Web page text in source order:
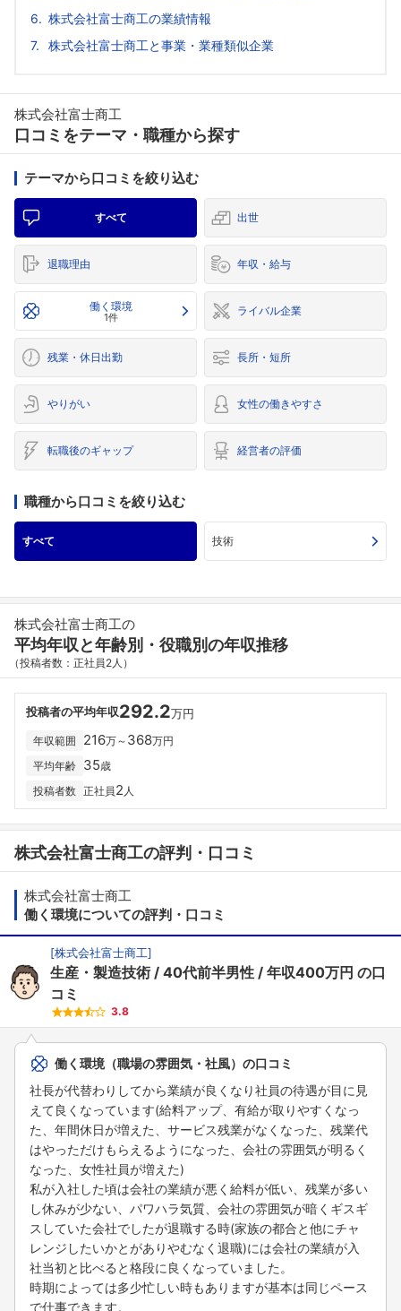
株式会社富士商工の業績情報
株式会社富士商工と事業・業種類似企業
株式会社富士商工
口コミをテーマ・職種から探す
テーマから口コミを絞り込む
すべて 出世
退職理由 年収・給与
働く環境
1件 ライバル企業
残業・休日出勤 長所・短所
やりがい 女性の働きやすさ
転職後のギャップ 経営者の評価
職種から口コミを絞り込む
すべて 技術
株式会社富士商工の
平均年収と年齢別・役職別の年収推移
（投稿者数：正社員2人）
投稿者の平均年収292.2万円
年収範囲 216万～ 368万円
平均年齢 35歳
投稿者数 正社員2 人
株式会社富士商工の評判・口コミ
株式会社富士商工
働く環境についての評判・口コミ
[株式会社富士商工]
生産・製造技術 40代前半男性 年収400万円 の口
コミ
3.8
働く環境（職場の雰囲気・社風）の口コミ
社長が代替わりしてから業績が良くなり社員の待遇が目に見
えて良くなっています(給料アップ、有給が取りやすくなっ
た、年間休日が増えた、サービス残業がなくなった、残業代
はやっただけもらえるようになった、会社の雰囲気が明るく
なった、女性社員が増えた)
私が入社した頃は会社の業績が悪く給料が低い、残業が多い
し休みが少ない、パワハラ気質、会社の雰囲気が暗くギスギ
スしていた会社でしたが退職する時(家族の都合と他にチャ
レンジしたいかとがありやむなく退職)には会社の業績が入
社当初と比べると格段に良くなっていました。
時期によっては多少忙しい時もありますが基本は同じペース
で仕事できます。